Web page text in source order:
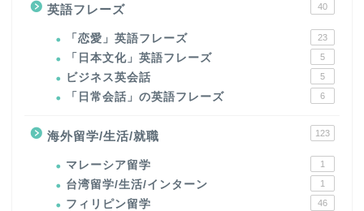
英語フレーズ 40
「恋愛」英語フレーズ 23
「日本文化」英語フレーズ 5
ビジネス英会話 5
「日常会話」の英語フレーズ 6
海外留学/生活/就職 123
マレーシア留学 1
台湾留学/生活/インターン 1
フィリピン留学 46